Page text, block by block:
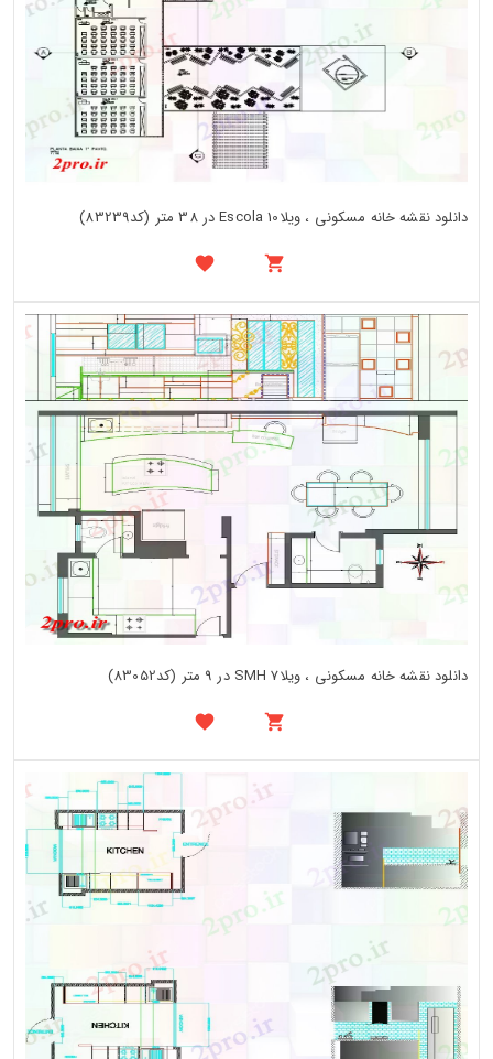
دانلود نقشه خانه مسکونی ، ویلاEscola 10 در 38 متر (کد83239)
دانلود نقشه خانه مسکونی ، ویلاSMH 7 در 9 متر (کد83052)